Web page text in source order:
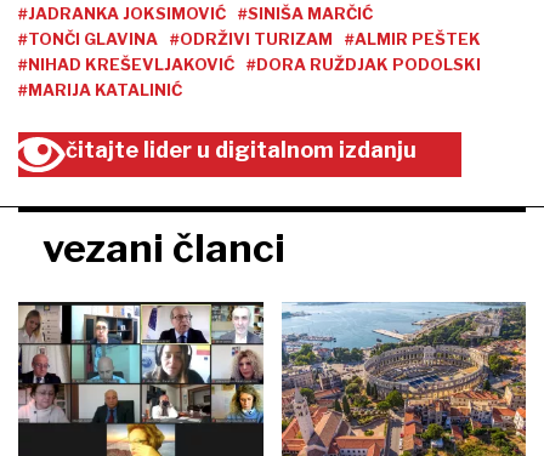
#JADRANKA JOKSIMOVIĆ
#SINIŠA MARČIĆ
#TONČI GLAVINA
#ODRŽIVI TURIZAM
#ALMIR PEŠTEK
#NIHAD KREŠEVLJAKOVIĆ
#DORA RUŽDJAK PODOLSKI
#MARIJA KATALINIĆ
čitajte lider u digitalnom izdanju
vezani članci